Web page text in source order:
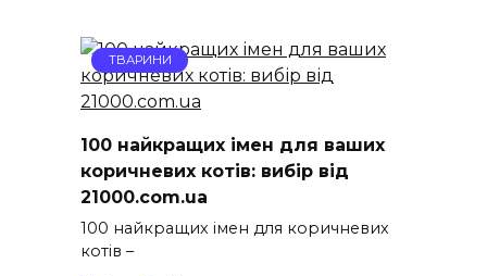
ТВАРИНИ
100 найкращих імен для ваших
коричневих котів: вибір від
21000.com.ua
100 найкращих імен для коричневих
котів –